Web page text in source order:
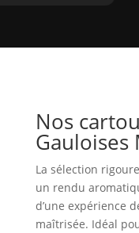
Nos
Gauloises
La sélection
un rendu
d’une expérience
maîtrisée. Idéal